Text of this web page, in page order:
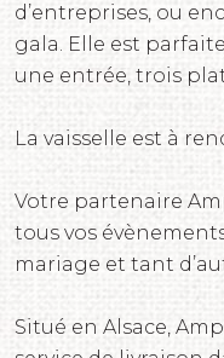
d’entreprises, ou
gala. Elle est
une entrée, trois
La vaisselle est à
Votre partenaire
tous vos
mariage et tant
Situé en Alsace,